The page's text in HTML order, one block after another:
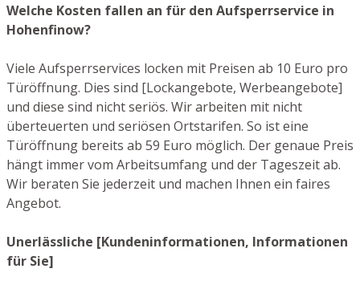
Welche Kosten fallen an für den Aufsperrservice in
Hohenfinow?
Viele Aufsperrservices locken mit Preisen ab 10 Euro pro
Türöffnung. Dies sind [Lockangebote, Werbeangebote]
und diese sind nicht seriös. Wir arbeiten mit nicht
überteuerten und seriösen Ortstarifen. So ist eine
Türöffnung bereits ab 59 Euro möglich. Der genaue Preis
hängt immer vom Arbeitsumfang und der Tageszeit ab.
Wir beraten Sie jederzeit und machen Ihnen ein faires
Angebot.
Unerlässliche [Kundeninformationen, Informationen
für Sie]